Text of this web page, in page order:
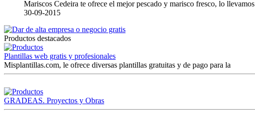
Mariscos Cedeira te ofrece el mejor pescado y marisco fresco, lo llevamos
30-09-2015
Productos destacados
Plantillas web gratis y profesionales
Misplantillas.com, le ofrece diversas plantillas gratuitas y de pago para la
GRADEAS. Proyectos y Obras